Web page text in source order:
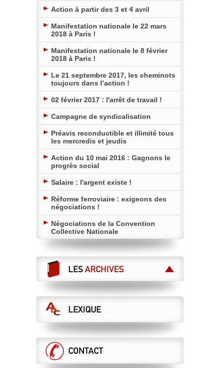
Action à partir des 3 et 4 avril
Manifestation nationale le 22 mars
2018 à Paris !
Manifestation nationale le 8 février
2018 à Paris !
Le 21 septembre 2017, les cheminots
toujours dans l’action !
02 février 2017 : l'arrêt de travail !
Campagne de syndicalisation
Préavis reconductible et illimité tous
les mercredis et jeudis
Action du 10 mai 2016 : Gagnons le
progrès social
Salaire : l'argent existe !
Réforme ferroviaire : exigeons des
négociations !
Négociations de la Convention
Collective Nationale
LESARCHIVES
LEXIQUE
CONTACT